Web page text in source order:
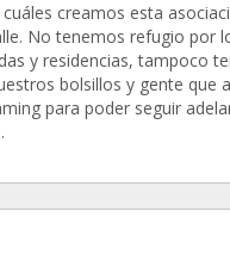
creamos esta
No tenemos refugio por
y residencias, tampoco
bolsillos y gente que
para poder seguir